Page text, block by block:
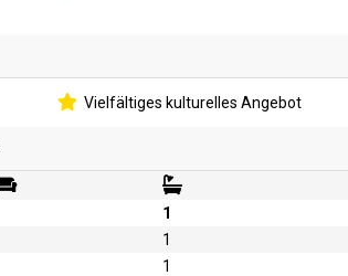
Vielfältiges kulturelles Angebot
1
1
1